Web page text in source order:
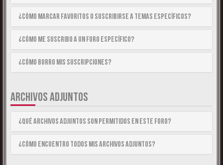
¿Cómo marcar Favoritos o suscribirse a temas específicos?
¿Cómo me suscribo a un foro específico?
¿Cómo borro mis suscripciones?
ARCHIVOS ADJUNTOS
¿Qué archivos adjuntos son permitidos en este foro?
¿Cómo encuentro todos mis archivos adjuntos?